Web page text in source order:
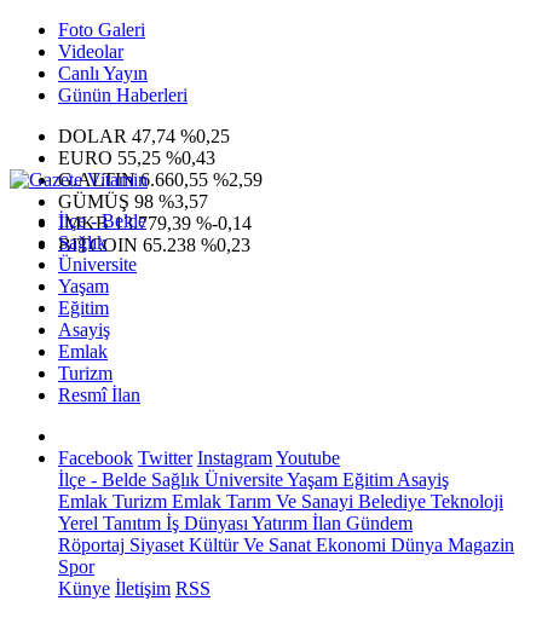
Foto Galeri
Videolar
Canlı Yayın
Günün Haberleri
DOLAR 47,74 %0,25
EURO 55,25 %0,43
G.ALTIN6.660,55 %2,59
GÜMÜŞ 98 %3,57
IMKB13.779,39 %-0,14
BITCOIN 65.238 %0,23
İlçe - Belde
Sağlık
Üniversite
Yaşam
Eğitim
Asayiş
Emlak
Turizm
Resmî İlan
Facebook Twitter InstagramYoutube
İlçe - Belde Sağlık ÜniversiteYaşam Eğitim Asayiş
Emlak Turizm Emlak Tarım Ve Sanayi Belediye Teknoloji
Yerel Tanıtım İş Dünyası Yatırım İlan Gündem
Röportaj Siyaset Kültür Ve Sanat Ekonomi Dünya Magazin
Spor
Künye İletişim RSS